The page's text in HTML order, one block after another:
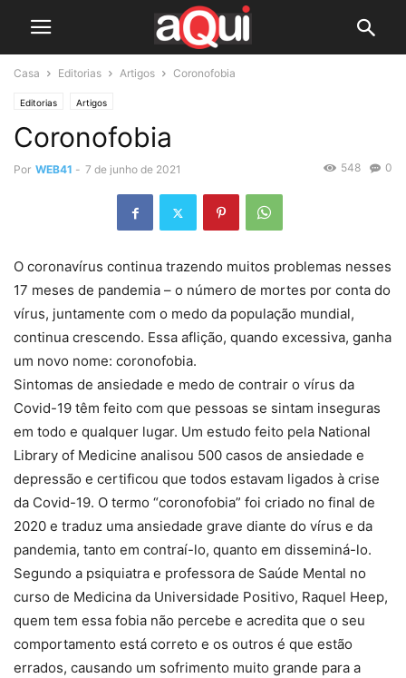
Casa Editorias Artigos Coronofobia
Editorias Artigos
Coronofobia
Por WEB41 - 7 de junho de 2021 0
548
O coronavírus continua trazendo muitos problemas nesses
17 meses de pandemia – o número de mortes por conta do
vírus, juntamente com o medo da população mundial,
continua crescendo. Essa aflição, quando excessiva, ganha
um novo nome: coronofobia.
Sintomas de ansiedade e medo de contrair o vírus da
Covid-19 têm feito com que pessoas se sintam inseguras
em todo e qualquer lugar. Um estudo feito pela National
Library of Medicine analisou 500 casos de ansiedade e
depressão e certificou que todos estavam ligados à crise
da Covid-19. O termo “coronofobia” foi criado no final de
2020 e traduz uma ansiedade grave diante do vírus e da
pandemia, tanto em contraí-lo, quanto em disseminá-lo.
Segundo a psiquiatra e professora de Saúde Mental no
curso de Medicina da Universidade Positivo, Raquel Heep,
quem tem essa fobia não percebe e acredita que o seu
comportamento está correto e os outros é que estão
errados, causando um sofrimento muito grande para a